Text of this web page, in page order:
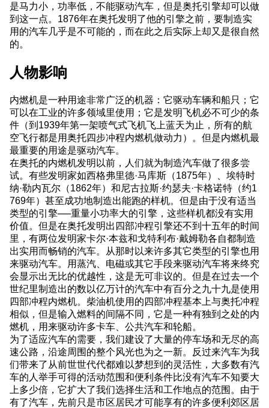
是马力小，功率低，不能驱动汽车，但是奥托引擎却可以做
到这一点。1876年在奥托发明了他的引擎之前，要制造实
用的汽车几乎是不可能的，而在此之后实际上却又是很自然
的。
人物影响
内燃机是一种用途非常广泛的机器：它驱动车辆和船只；它
可以在工业的许多领域里使用；它是发明飞机必不可少的条
件（到1939年第一架喷气式飞机飞上蓝天为止，所有的航
空飞行都是用奥托四步冲程内燃机做动力）。但是内燃机最
最重要的用途是驱动汽车。
在奥托的内燃机发明以前，人们就为制造汽车做了很多尝
试。有些发明家如西格弗里德·马库斯（1875年）、埃特时
纳·勒内瓦尔（1862年）和尼古拉斯·约瑟夫·卡格诺特（约1
769年）甚至成功地制造出能跑的样机。但是由于没有适当
类型的引擎──重量小功率大的引擎，这些样机都没有实用
价值。但是在奥托发明出四部冲程引擎还不到十五年的时间
里，有两位发明家卡尔·本兹和戈特利布·戴姆勒各自都制造
出实用而畅销的汽车。从那时以来许多其它类型的引擎也用
来驱动汽车。用蒸汽、电磁或其它手段来驱动汽车将来终究
会显示出无比的优越性，这是无可非议的。但是在过去一个
世纪里制造出的数以亿万计的汽车中有百分之九十九是使用
四部冲程内燃机。柴油机使用的四部冲程基本上与奥托冲程
相似，但是输入燃料的间隔不同，它是一种有独到之处的内
燃机，用来驱动许多卡车、公共汽车和轮船。
为了适应汽车的需要，我们建设了大量的停车场和无尽的高
速公路，沿途周围的整个风光也为之一新。反过来汽车为我
们带来了从前世世代代都难以梦想到的灵活性，大多数有汽
车的人举手可得的活动范围和便利条件比没有汽车不知要大
上多少倍，它扩大了我们选择生活和工作地点的范围。由于
有了汽车，先前只是市区居民才可能享有的许多便利郊区居